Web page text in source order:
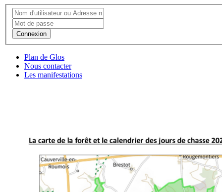
Connexion
Plan de Glos
Nous contacter
Les manifestations